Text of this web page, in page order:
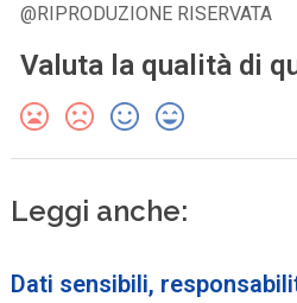
@RIPRODUZIONE RISERVATA
Valuta la qualità di
Leggi anche:
Dati sensibili,